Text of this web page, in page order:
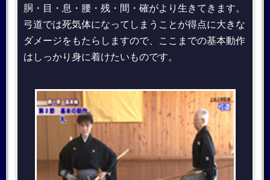
胴・目・息・腰・残・間・確がより生きてきます。
弓道では死気体になってしまうことが得点に大きな
ダメージをもたらしますので、ここまでの基本動作
はしっかり身に着けたいものです。